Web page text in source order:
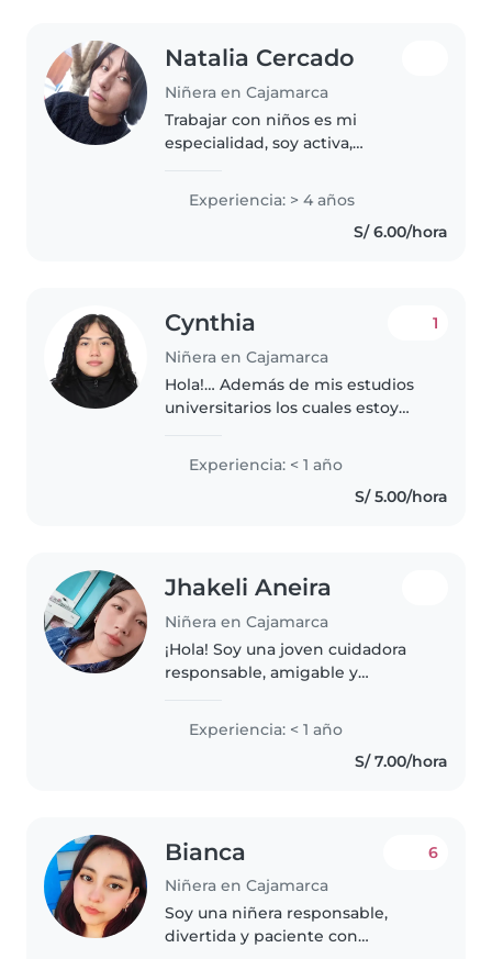
Natalia Cercado
Niñera en Cajamarca
Trabajar con niños es mi
especialidad, soy activa,
especializada en darle toda mi
atención a tu pequeño. Si hay
alguna emergencia, noche o fin
Experiencia: > 4 años
S/ 6.00/hora
Cynthia
Niñera en Cajamarca
1
Hola!… Además de mis estudios
universitarios los cuales estoy
como niñera. Ya tengo algo de
experiencia cuidando a mis
primos y hermano y ayudando
Experiencia: < 1 año
S/ 5.00/hora
Jhakeli Aneira
Niñera en Cajamarca
¡Hola! Soy una joven cuidadora
responsable, amigable y
pequeños y preescolares. Tengo
formación en fisioterapia y
Experiencia: < 1 año
S/ 7.00/hora
Bianca
Niñera en Cajamarca
6
Soy una niñera responsable,
divertida y paciente con